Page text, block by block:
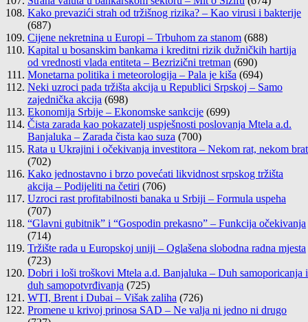
Kako prevazići strah od tržišnog rizika? – Kao virusi i bakterije
(687)
Cijene nekretnina u Europi – Trbuhom za stanom (688)
Kapital u bosanskim bankama i kreditni rizik dužničkih hartija
od vrednosti vlada entiteta – Bezrizični tretman (690)
Monetarna politika i meteorologija – Pala je kiša (694)
Neki uzroci pada tržišta akcija u Republici Srpskoj – Samo
zajednička akcija (698)
Ekonomija Srbije – Ekonomske sankcije (699)
Čista zarada kao pokazatelj uspješnosti poslovanja Mtela a.d.
Banjaluka – Zarada čista kao suza (700)
Rata u Ukrajini i očekivanja investitora – Nekom rat, nekom brat
(702)
Kako jednostavno i brzo povećati likvidnost srpskog tržišta
akcija – Podijeliti na četiri (706)
Uzroci rast profitabilnosti banaka u Srbiji – Formula uspeha
(707)
“Glavni gubitnik” i “Gospodin prekasno” – Funkcija očekivanja
(714)
Tržište rada u Europskoj uniji – Oglašena slobodna radna mjesta
(723)
Dobri i loši troškovi Mtela a.d. Banjaluka – Duh samoporicanja i
duh samopotvrđivanja (725)
WTI, Brent i Dubai – Višak zaliha (726)
Promene u krivoj prinosa SAD – Ne valja ni jedno ni drugo